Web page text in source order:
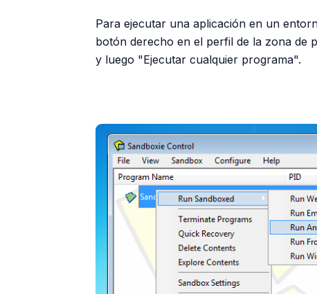
Para ejecutar una aplicación en un
botón derecho en el perfil de la zona de
y luego "Ejecutar cualquier programa".